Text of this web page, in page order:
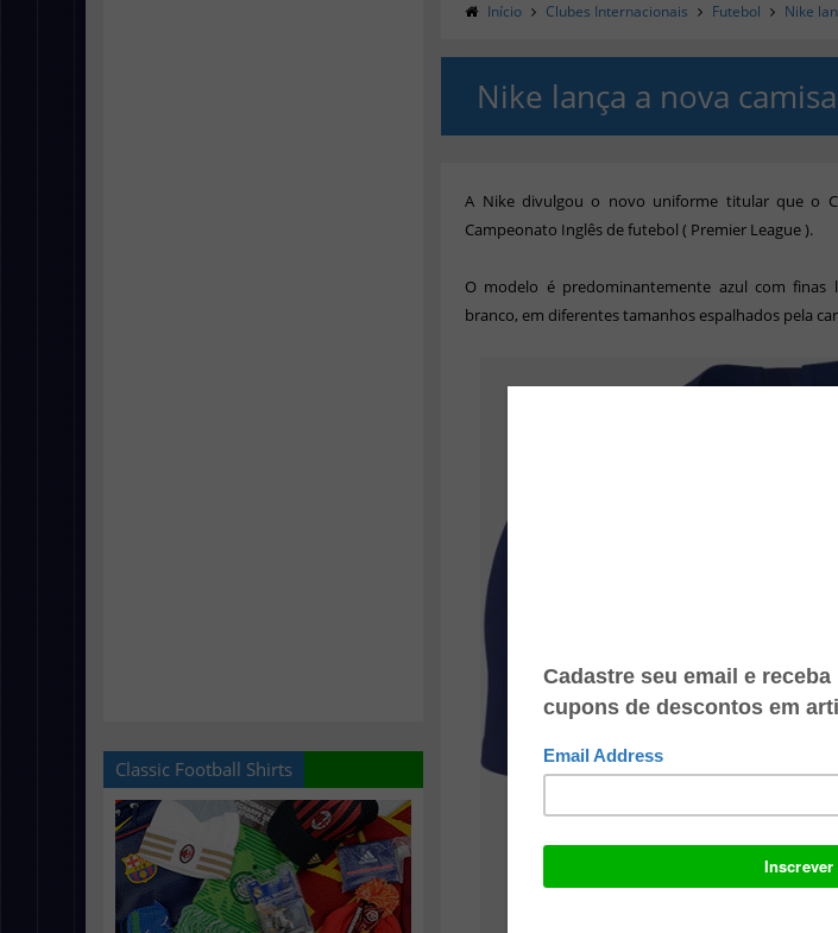
Classic Football Shirts
Início Clubes Internacionais Futebol Nike
Nike lança a nova
A Nike divulgou o novo uniforme titular que o
Campeonato Inglês de futebol ( Premier League ).
O modelo é predominantemente azul com finas
branco, em diferentes tamanhos espalhados pela